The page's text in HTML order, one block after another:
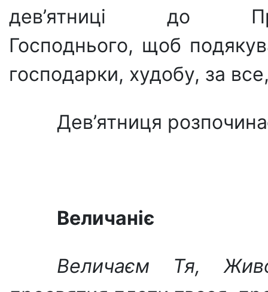
дев’ятниці до
Господнього, щоб
господарки, худобу, за
Дев’ятниця
Величаніє
Величаєм Тя,